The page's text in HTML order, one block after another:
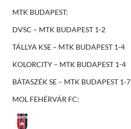
MTK BUDAPEST:
DVSC – MTK BUDAPEST 1-2
TÁLLYA KSE – MTK BUDAPEST 1-4
KOLORCITY – MTK BUDAPEST 1-4
BÁTASZÉK SE – MTK BUDAPEST 1-7
MOL FEHÉRVÁR FC: